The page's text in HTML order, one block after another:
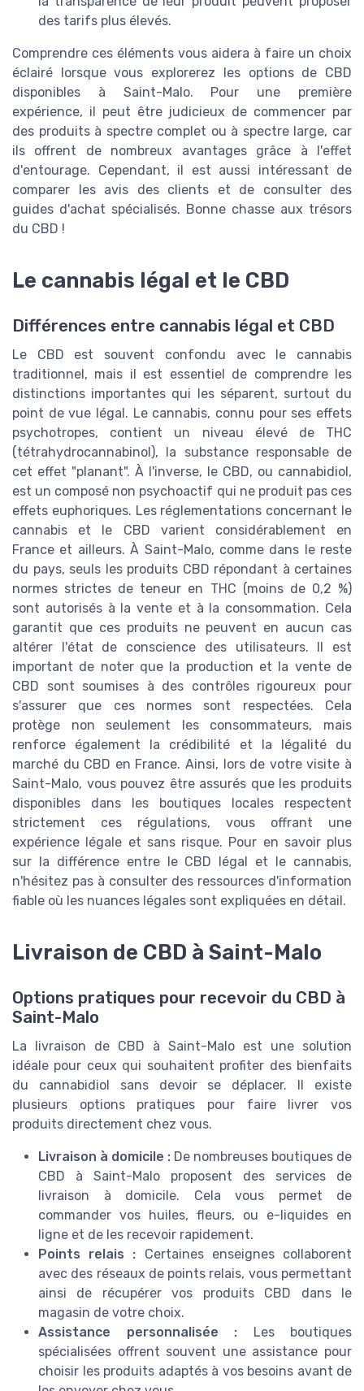
des tarifs plus élevés.
Comprendre ces éléments vous aidera à faire un choix
éclairé lorsque vous explorerez les options de CBD
disponibles à Saint-Malo. Pour une première
expérience, il peut être judicieux de commencer par
des produits à spectre complet ou à spectre large, car
ils offrent de nombreux avantages grâce à l'effet
d'entourage. Cependant, il est aussi intéressant de
comparer les avis des clients et de consulter des
guides d'achat spécialisés. Bonne chasse aux trésors
du CBD !
Le cannabis légal et le CBD
Différences entre cannabis légal et CBD
Le CBD est souvent confondu avec le cannabis
traditionnel, mais il est essentiel de comprendre les
distinctions importantes qui les séparent, surtout du
point de vue légal. Le cannabis, connu pour ses effets
psychotropes, contient un niveau élevé de THC
(tétrahydrocannabinol), la substance responsable de
cet effet "planant". À l'inverse, le CBD, ou cannabidiol,
est un composé non psychoactif qui ne produit pas ces
effets euphoriques. Les réglementations concernant le
cannabis et le CBD varient considérablement en
France et ailleurs. À Saint-Malo, comme dans le reste
du pays, seuls les produits CBD répondant à certaines
normes strictes de teneur en THC (moins de 0,2 %)
sont autorisés à la vente et à la consommation. Cela
garantit que ces produits ne peuvent en aucun cas
altérer l'état de conscience des utilisateurs. Il est
important de noter que la production et la vente de
CBD sont soumises à des contrôles rigoureux pour
s'assurer que ces normes sont respectées. Cela
protège non seulement les consommateurs, mais
renforce également la crédibilité et la légalité du
marché du CBD en France. Ainsi, lors de votre visite à
Saint-Malo, vous pouvez être assurés que les produits
disponibles dans les boutiques locales respectent
strictement ces régulations, vous offrant une
expérience légale et sans risque. Pour en savoir plus
sur la différence entre le CBD légal et le cannabis,
n'hésitez pas à consulter des ressources d'information
fiable où les nuances légales sont expliquées en détail.
Livraison de CBD à Saint-Malo
Options pratiques pour recevoir du CBD à
Saint-Malo
La livraison de CBD à Saint-Malo est une solution
idéale pour ceux qui souhaitent profiter des bienfaits
du cannabidiol sans devoir se déplacer. Il existe
plusieurs options pratiques pour faire livrer vos
produits directement chez vous.
Livraison à domicile : De nombreuses boutiques de
CBD à Saint-Malo proposent des services de
livraison à domicile. Cela vous permet de
commander vos huiles, fleurs, ou e-liquides en
ligne et de les recevoir rapidement.
Points relais : Certaines enseignes collaborent
avec des réseaux de points relais, vous permettant
ainsi de récupérer vos produits CBD dans le
magasin de votre choix.
Assistance personnalisée : Les boutiques
spécialisées offrent souvent une assistance pour
choisir les produits adaptés à vos besoins avant de